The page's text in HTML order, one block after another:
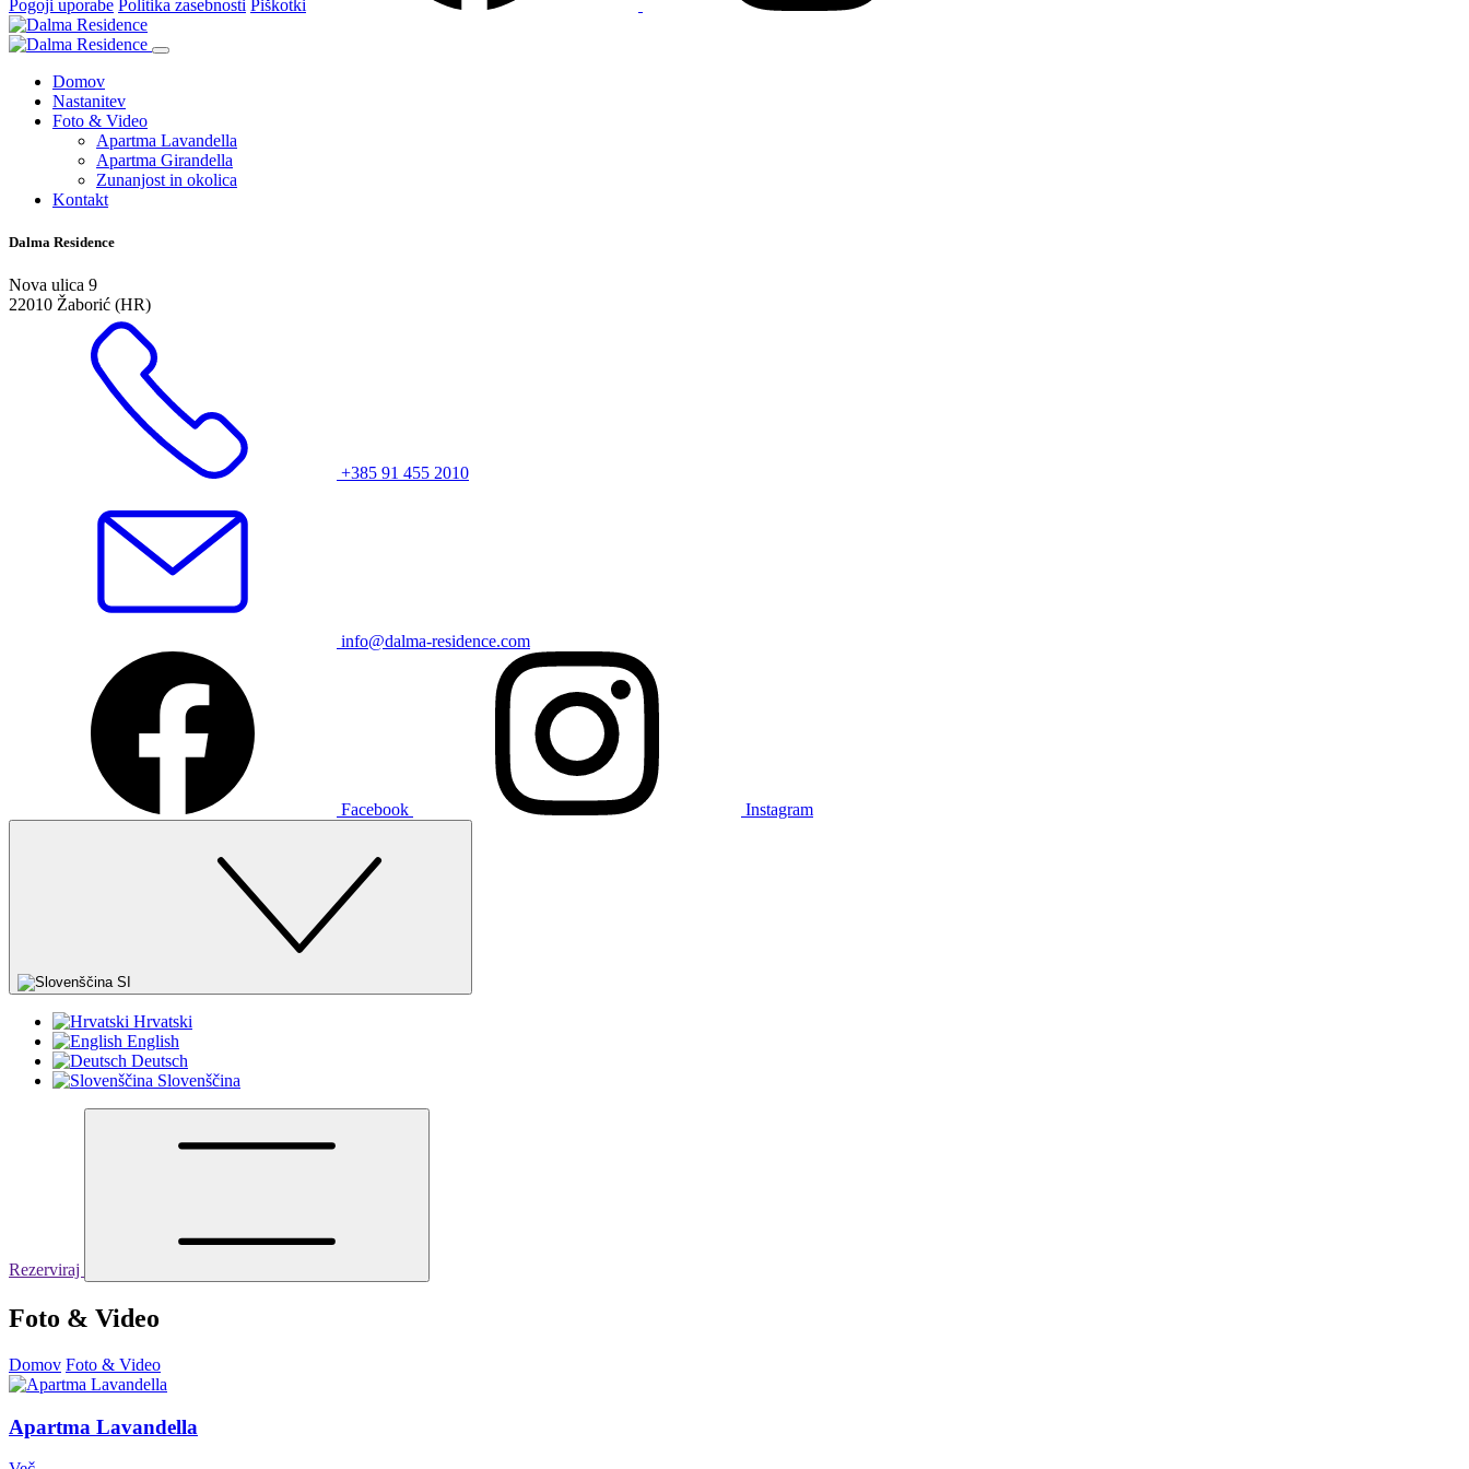
Pogoji uporabe Politika zasebnosti Piškotki
Domov
Nastanitev
Foto & Video
Apartma Lavandella
Apartma Girandella
Zunanjost in okolica
Kontakt
Dalma Residence
Nova ulica 9
22010 Žaborić (HR)
+385 91 455 2010
info@dalma-residence.com
Facebook Instagram
SI
Hrvatski
English
Deutsch
Slovenščina
Rezerviraj
Foto & Video
Domov Foto & Video
Apartma Lavandella